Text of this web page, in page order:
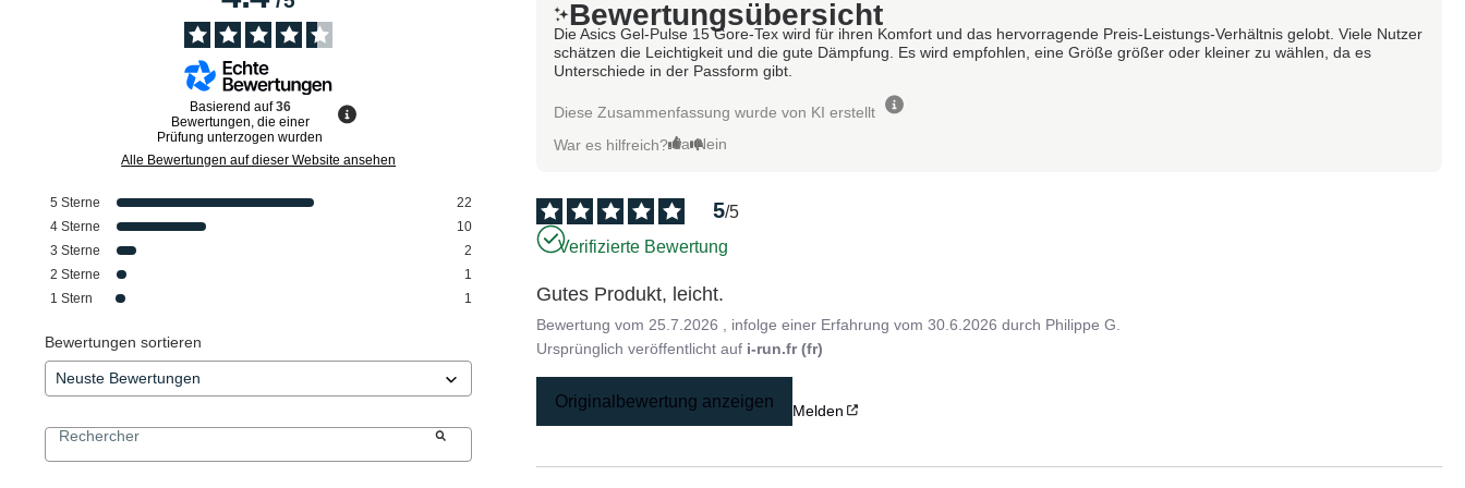
Basierend auf36
Bewertungen, die einer
Prüfung unterzogen wurden
Alle Bewertungen auf dieser Website ansehen
5 Sterne
22
4 Sterne
10
3 Sterne
2
2 Sterne
1
1 Stern 1
Bewertungen sortieren
Bewertungsübersicht
Die Asics Gel-Pulse 15 Gore-Tex wird für ihren Komfort und das hervorragende Preis-Leistungs-Verhältnis gelobt. Viele Nutzer
schätzen die Leichtigkeit und die gute Dämpfung. Es wird empfohlen, eine Größe größer oder kleiner zu wählen, da es
Unterschiede in der Passform gibt.
Diese Zusammenfassung wurde von KI erstellt
War es hilfreich? Ja Nein
5/5
Verifizierte Bewertung
Gutes Produkt, leicht.
Bewertung vom 25.7.2026 , infolge einer Erfahrung vom30.6.2026 durch Philippe G.
Ursprünglich veröffentlicht auf i-run.fr (fr)
Originalbewertung anzeigen Melden